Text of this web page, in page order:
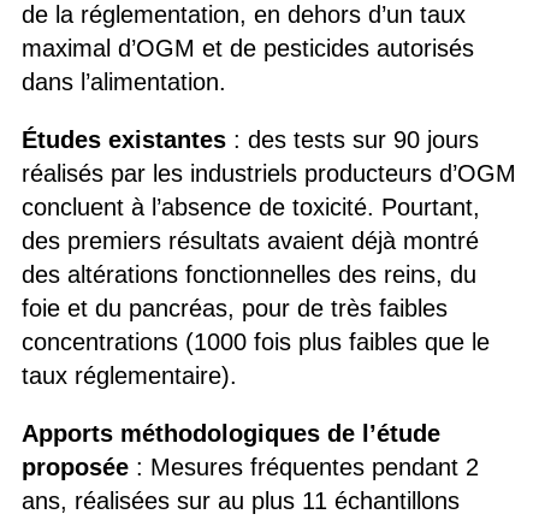
de la réglementation, en dehors d’un taux
maximal d’OGM et de pesticides autorisés
dans l’alimentation.
Études existantes: des tests sur 90 jours
réalisés par les industriels producteurs d’OGM
concluent à l’absence de toxicité. Pourtant,
des premiers résultats avaient déjà montré
des altérations fonctionnelles des reins, du
foie et du pancréas, pour de très faibles
concentrations (1000 fois plus faibles que le
taux réglementaire).
Apports méthodologiques de l’étude
proposée: Mesures fréquentes pendant 2
ans, réalisées sur au plus 11 échantillons